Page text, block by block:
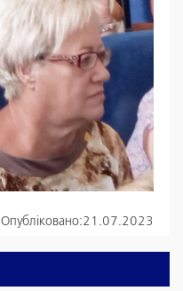
Опубліковано:21.07.2023